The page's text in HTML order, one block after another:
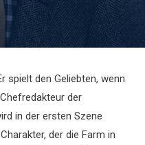
spielt den Geliebten, wenn
der
in der ersten Szene
der die Farm in